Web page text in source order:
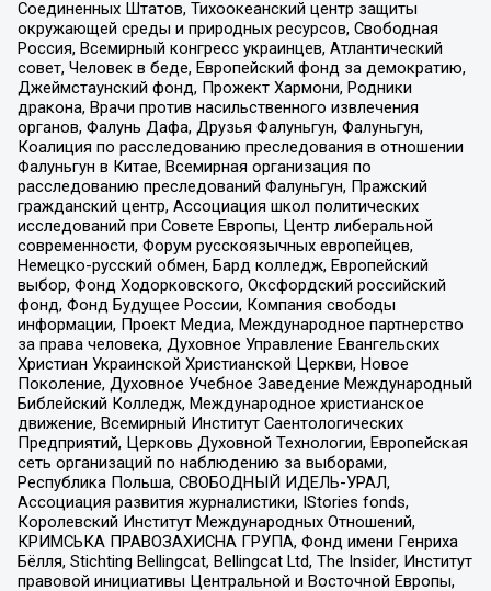
Соединенных Штатов, Тихоокеанский центр защиты
окружающей среды и природных ресурсов, Свободная
Россия, Всемирный конгресс украинцев, Атлантический
совет, Человек в беде, Европейский фонд за демократию,
Джеймстаунский фонд, Прожект Хармони, Родники
дракона, Врачи против насильственного извлечения
органов, Фалунь Дафа, Друзья Фалуньгун, Фалуньгун,
Коалиция по расследованию преследования в отношении
Фалуньгун в Китае, Всемирная организация по
расследованию преследований Фалуньгун, Пражский
гражданский центр, Ассоциация школ политических
исследований при Совете Европы, Центр либеральной
современности, Форум русскоязычных европейцев,
Немецко-русский обмен, Бард колледж, Европейский
выбор, Фонд Ходорковского, Оксфордский российский
фонд, Фонд Будущее России, Компания свободы
информации, Проект Медиа, Международное партнерство
за права человека, Духовное Управление Евангельских
Христиан Украинской Христианской Церкви, Новое
Поколение, Духовное Учебное Заведение Международный
Библейский Колледж, Международное христианское
движение, Всемирный Институт Саентологических
Предприятий, Церковь Духовной Технологии, Европейская
сеть организаций по наблюдению за выборами,
Республика Польша, СВОБОДНЫЙ ИДЕЛЬ-УРАЛ,
Ассоциация развития журналистики, IStories fonds,
Королевский Институт Международных Отношений,
КРИМСЬКА ПРАВОЗАХИСНА ГРУПА, Фонд имени Генриха
Бёлля, Stichting Bellingcat, Bellingcat Ltd, The Insider, Институт
правовой инициативы Центральной и Восточной Европы,